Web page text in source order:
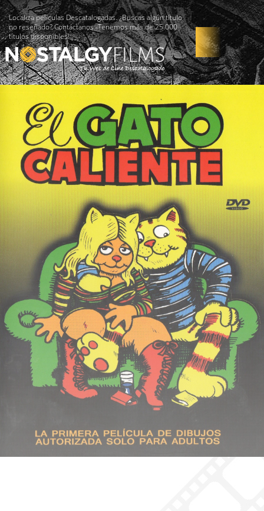
Localiza películas Descatalogadas. ¿Buscas algún título
no reseñado? Contáctanos -Tenemos más de 25.000
títulos disponibles!